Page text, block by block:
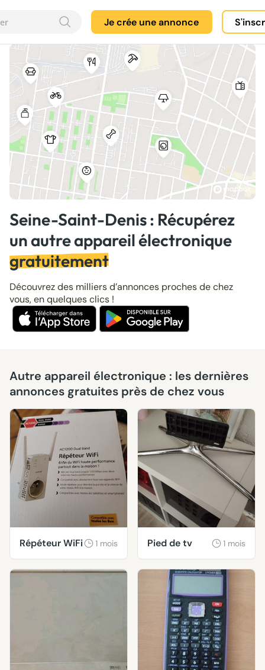
Je crée une annonce
Seine-Saint-Denis : Récupérez
un autre appareil électronique
gratuitement
Découvrez des milliers d’annonces proches de chez
vous, en quelques clics !
Autre appareil électronique : les dernières
annonces gratuites près de chez vous
Répéteur WiFi 1 mois Pied de tv 1 mois